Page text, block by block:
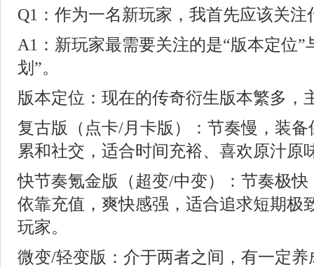
Q1：作为一名新玩家，我首先应该关注
A1：新玩家最需要关注的是“版本定位”
划”。
版本定位：现在的传奇衍生版本繁多，
复古版（点卡/月卡版）：节奏慢，装
累和社交，适合时间充裕、喜欢原汁原
快节奏氪金版（超变/中变）：节奏极
依靠充值，爽快感强，适合追求短期极
玩家。
微变/轻变版：介于两者之间，有一定